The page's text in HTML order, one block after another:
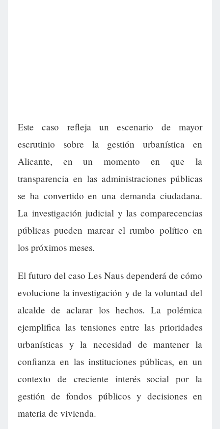
Este caso refleja un escenario de mayor
escrutinio sobre la gestión urbanística en
Alicante, en un momento en que la
transparencia en las administraciones públicas
se ha convertido en una demanda ciudadana.
La investigación judicial y las comparecencias
públicas pueden marcar el rumbo político en
los próximos meses.
El futuro del caso Les Naus dependerá de cómo
evolucione la investigación y de la voluntad del
alcalde de aclarar los hechos. La polémica
ejemplifica las tensiones entre las prioridades
urbanísticas y la necesidad de mantener la
confianza en las instituciones públicas, en un
contexto de creciente interés social por la
gestión de fondos públicos y decisiones en
materia de vivienda.